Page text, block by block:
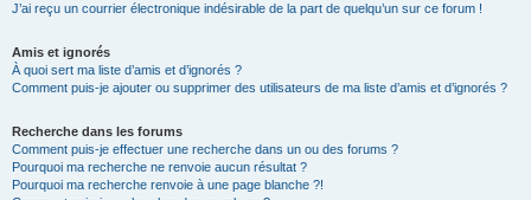
J’ai reçu un courrier électronique indésirable de la part de quelqu’un sur ce forum !
Amis et ignorés
À quoi sert ma liste d’amis et d’ignorés ?
Comment puis-je ajouter ou supprimer des utilisateurs de ma liste d’amis et d’ignorés ?
Recherche dans les forums
Comment puis-je effectuer une recherche dans un ou des forums ?
Pourquoi ma recherche ne renvoie aucun résultat ?
Pourquoi ma recherche renvoie à une page blanche ?!